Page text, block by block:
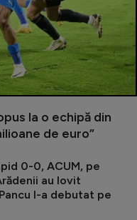
la o echipă din
de euro”
0-0, ACUM, pe
au lovit
l-a debutat pe